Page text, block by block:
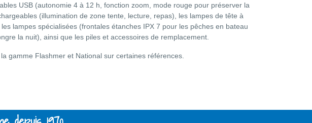
USB (autonomie 4 à 12 h, fonction zoom, mode rouge pour préserver la
(illumination de zone tente, lecture, repas), les lampes de tête à
lampes spécialisées (frontales étanches IPX 7 pour les pêches en bateau
la nuit), ainsi que les piles et accessoires de remplacement.
gamme Flashmer et National sur certaines références.